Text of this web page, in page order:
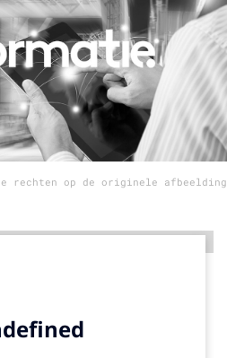
rechten op de originele afbeelding